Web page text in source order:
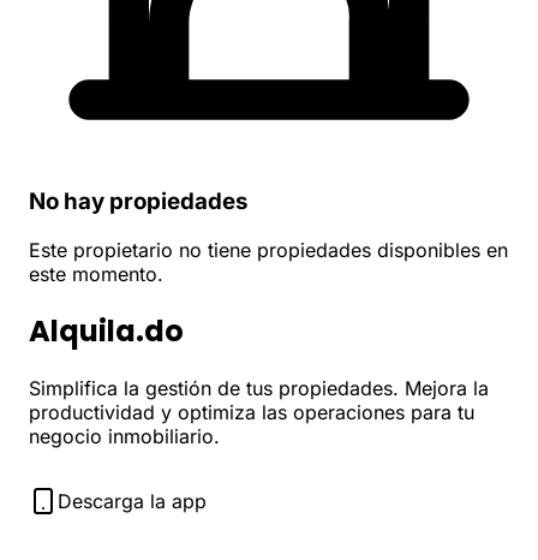
No hay propiedades
Este propietario no tiene propiedades disponibles en
este momento.
Alquila.do
Simplifica la gestión de tus propiedades. Mejora la
productividad y optimiza las operaciones para tu
negocio inmobiliario.
Descarga la app